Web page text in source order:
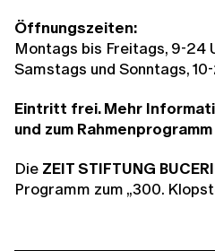
Öffnungszeiten:
Montags bis Freitags, 9-24
Samstags und Sonntags,
Eintritt frei. Mehr
und zum Rahmenprogramm
Die ZEIT STIFTUNG
Programm zum „300.